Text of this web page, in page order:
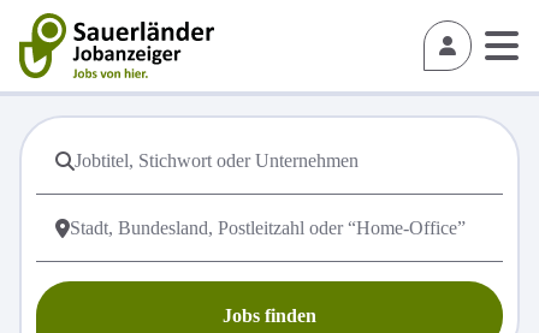
Jobs finden